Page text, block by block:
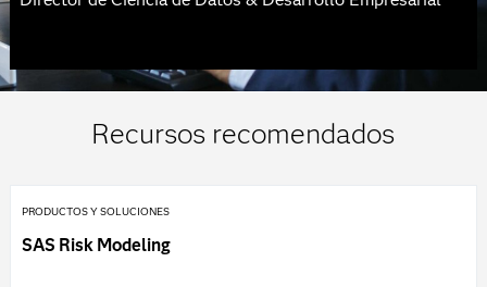
Recursos recomendados
PRODUCTOS Y SOLUCIONES
SAS Risk Modeling